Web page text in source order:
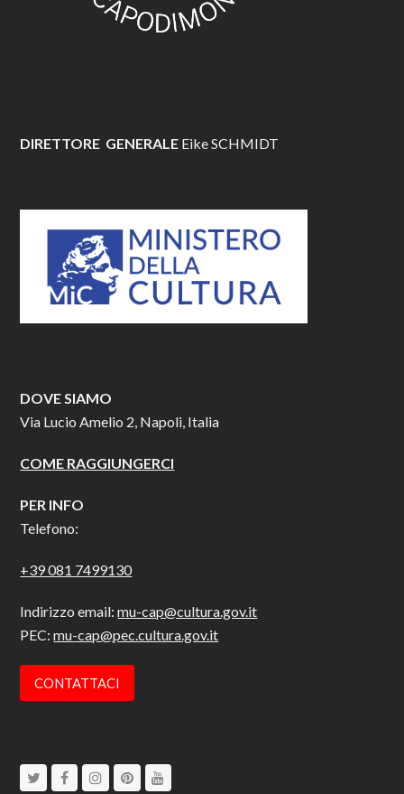
DIRETTORE GENERALE Eike SCHMIDT
DOVE SIAMO
Via Lucio Amelio 2, Napoli, Italia
COME RAGGIUNGERCI
PER INFO
Telefono:
+39 081 7499130
Indirizzo email:mu-cap@cultura.gov.it
PEC:mu-cap@pec.cultura.gov.it
CONTATTACI
TwitterFacebookInstagram
Pinterest